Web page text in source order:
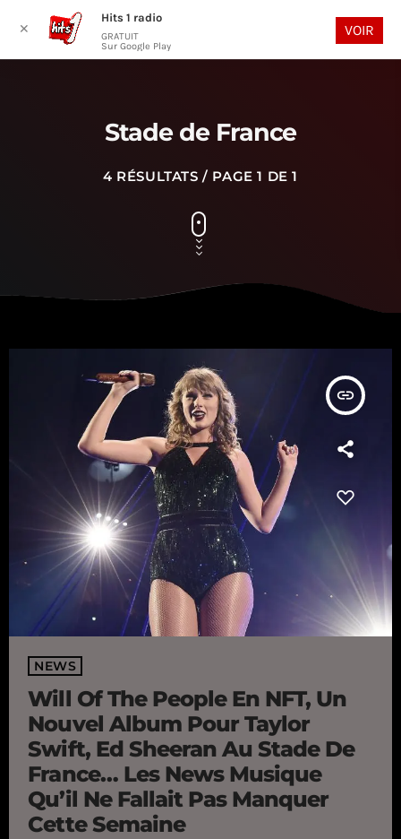
play_arrow
Stade de France
4 RÉSULTATS / PAGE 1 DE 1
insert_link
NEWS
Will Of The People En NFT, Un
Nouvel Album Pour Taylor
Swift, Ed Sheeran Au Stade De
France… Les News Musique
Qu’il Ne Fallait Pas Manquer
Cette Semaine
✕
Hits 1 radio
GRATUIT
Sur Google Play
VOIR